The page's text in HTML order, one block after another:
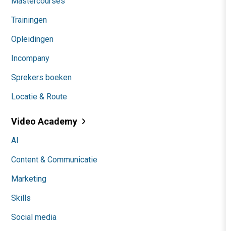
Trainingen
Opleidingen
Incompany
Sprekers boeken
Locatie & Route
Video Academy
AI
Content & Communicatie
Marketing
Skills
Social media